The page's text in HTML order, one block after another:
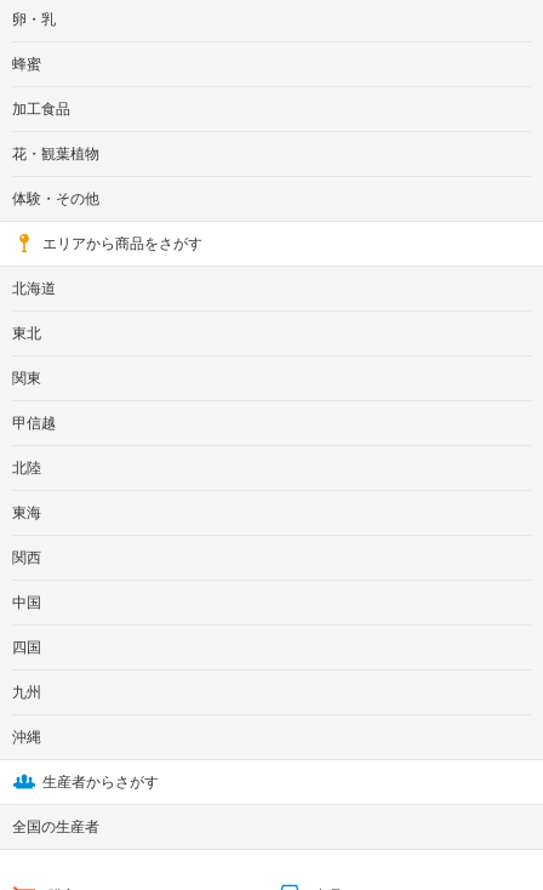
卵・乳
蜂蜜
加工食品
花・観葉植物
体験・その他
エリアから商品をさがす
北海道
東北
関東
甲信越
北陸
東海
関西
中国
四国
九州
沖縄
生産者からさがす
全国の生産者